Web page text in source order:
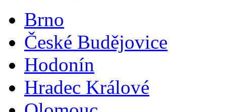
Brno
České Budějovice
Hodonín
Hradec Králové